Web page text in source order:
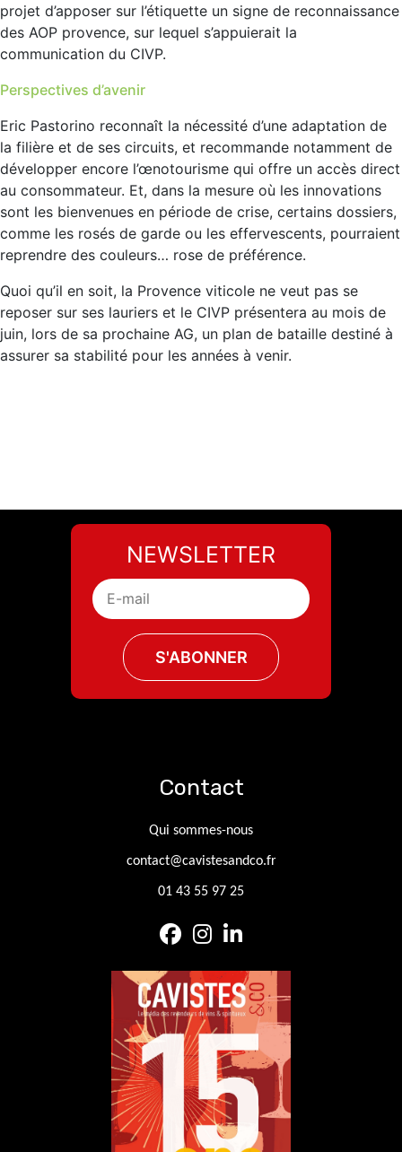
projet d’apposer sur l’étiquette un signe de reconnaissance
des AOP provence, sur lequel s’appuierait la
communication du CIVP.
Perspectives d’avenir
Eric Pastorino reconnaît la nécessité d’une adaptation de
la filière et de ses circuits, et recommande notamment de
développer encore l’œnotourisme qui offre un accès direct
au consommateur. Et, dans la mesure où les innovations
sont les bienvenues en période de crise, certains dossiers,
comme les rosés de garde ou les effervescents, pourraient
reprendre des couleurs… rose de préférence.
Quoi qu’il en soit, la Provence viticole ne veut pas se
reposer sur ses lauriers et le CIVP présentera au mois de
juin, lors de sa prochaine AG, un plan de bataille destiné à
assurer sa stabilité pour les années à venir.
NEWSLETTER
Contact
Qui sommes-nous
contact@cavistesandco.fr
01 43 55 97 25